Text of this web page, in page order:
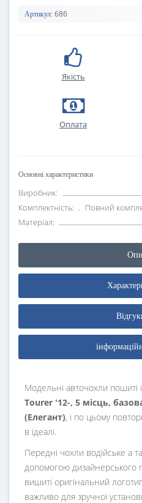
Артикул: 686
Якість
Оплата
Основні характеристики
Виробник:
Комплектність:
Повний
Матеріал:
Модельні авточохли пошиті
Tourer '12-, 5 місць,
(Елегант), і по цьому
в ідеалі.
Передні чохли водійське а
допомогою дизайнерського
вишиті оригінальний
важливо для зручної